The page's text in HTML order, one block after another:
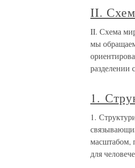
II.
II. Схема
мы
разделении
1.
1.
масштабом,
для